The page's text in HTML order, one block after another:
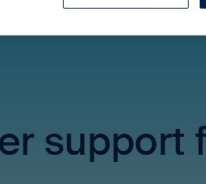
support